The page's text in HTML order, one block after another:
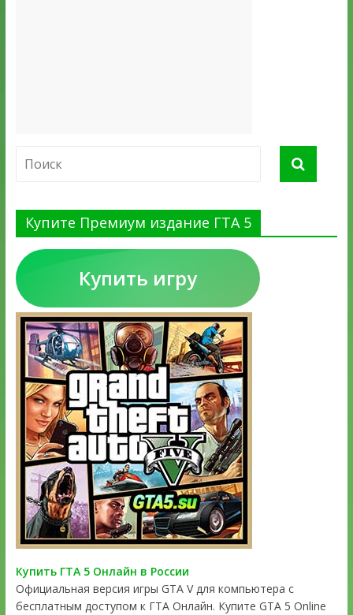
Купите Премиум издание ГТА 5
Купить игру
Купить ГТА 5 Онлайн в России
Официальная версия игры GTA V для компьютера с
бесплатным доступом к ГТА Онлайн. Купите GTA 5 Online